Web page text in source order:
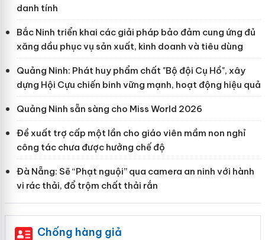
danh tính
Bắc Ninh triển khai các giải pháp bảo đảm cung ứng đủ
xăng dầu phục vụ sản xuất, kinh doanh và tiêu dùng
Quảng Ninh: Phát huy phẩm chất "Bộ đội Cụ Hồ", xây
dựng Hội Cựu chiến binh vững mạnh, hoạt động hiệu quả
Quảng Ninh sẵn sàng cho Miss World 2026
Đề xuất trợ cấp một lần cho giáo viên mầm non nghỉ
công tác chưa được hưởng chế độ
Đà Nẵng: Sẽ “Phạt nguội” qua camera an ninh với hành
vi rác thải, đổ trộm chất thải rắn
Chống hàng giả